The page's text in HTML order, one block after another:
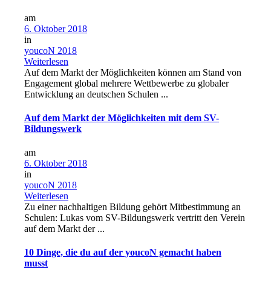
am
6. Oktober 2018
in
youcoN 2018
Weiterlesen
Auf dem Markt der Möglichkeiten können am Stand von
Engagement global mehrere Wettbewerbe zu globaler
Entwicklung an deutschen Schulen ...
Auf dem Markt der Möglichkeiten mit dem SV-
Bildungswerk
am
6. Oktober 2018
in
youcoN 2018
Weiterlesen
Zu einer nachhaltigen Bildung gehört Mitbestimmung an
Schulen: Lukas vom SV-Bildungswerk vertritt den Verein
auf dem Markt der ...
10 Dinge, die du auf der youcoN gemacht haben
musst